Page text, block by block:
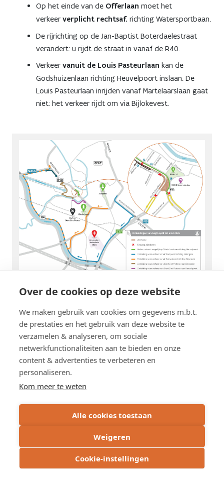
Over de cookies op deze website
We maken gebruik van cookies om gegevens m.b.t.
de prestaties en het gebruik van deze website te
verzamelen & analyseren, om sociale
netwerkfunctionaliteiten aan te bieden en onze
content & advertenties te verbeteren en
personaliseren.
Kom meer te weten
Alle cookies toestaan
Weigeren
Cookie-instellingen
Op het einde van de Offerlaan moet het
verkeer verplicht rechtsaf, richting Watersportbaan.
De rijrichting op de Jan-Baptist Boterdaelestraat
verandert: u rijdt de straat in vanaf de R40.
Verkeer vanuit de Louis Pasteurlaan kan de
Godshuizenlaan richting Heuvelpoort inslaan. De
Louis Pasteurlaan inrijden vanaf Martelaarslaan gaat
niet: het verkeer rijdt om via Bijlokevest.
Tip: klik op de kaart of de pijl rechtsboven om de omleidingen voor
gemotoriseerd verkeer vergroot te bekijken.
Schrijf u in op de nieuwsbrief
Subscribe